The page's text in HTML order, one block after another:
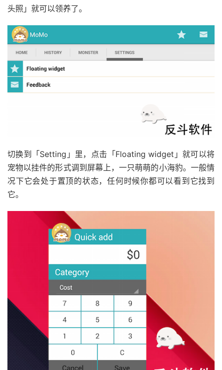
头照」就可以领养了。
切换到「Setting」里，点击「Floating widget」就可以将
宠物以挂件的形式调到屏幕上，一只萌萌的小海豹。一般情
况下它会处于置顶的状态，任何时候你都可以看到它找到
它。